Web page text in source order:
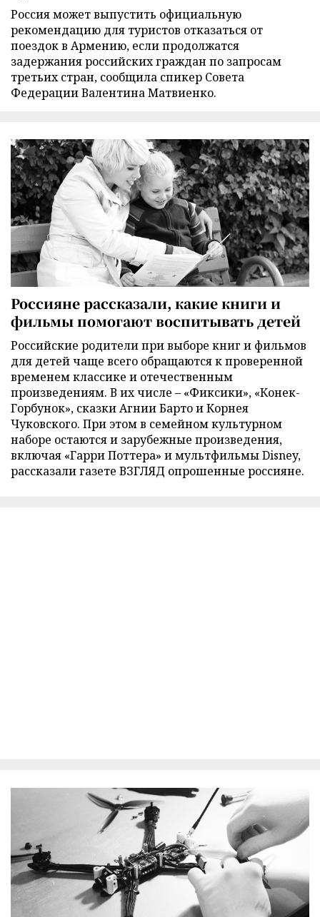
Россия может выпустить официальную
рекомендацию для туристов отказаться от
поездок в Армению, если продолжатся
задержания российских граждан по запросам
третьих стран, сообщила спикер Совета
Федерации Валентина Матвиенко.
Россияне рассказали, какие книги и
фильмы помогают воспитывать детей
Российские родители при выборе книг и фильмов
для детей чаще всего обращаются к проверенной
временем классике и отечественным
произведениям. В их числе – «Фиксики», «Конек-
Горбунок», сказки Агнии Барто и Корнея
Чуковского. При этом в семейном культурном
наборе остаются и зарубежные произведения,
включая «Гарри Поттера» и мультфильмы Disney,
рассказали газете ВЗГЛЯД опрошенные россияне.